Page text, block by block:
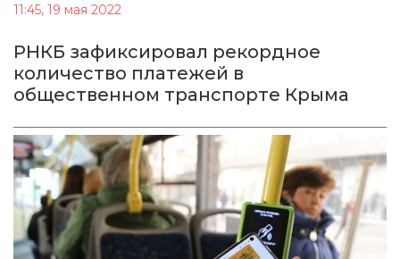
11:45, 19 мая 2022
РНКБ зафиксировал рекордное
количество платежей в
общественном транспорте Крыма